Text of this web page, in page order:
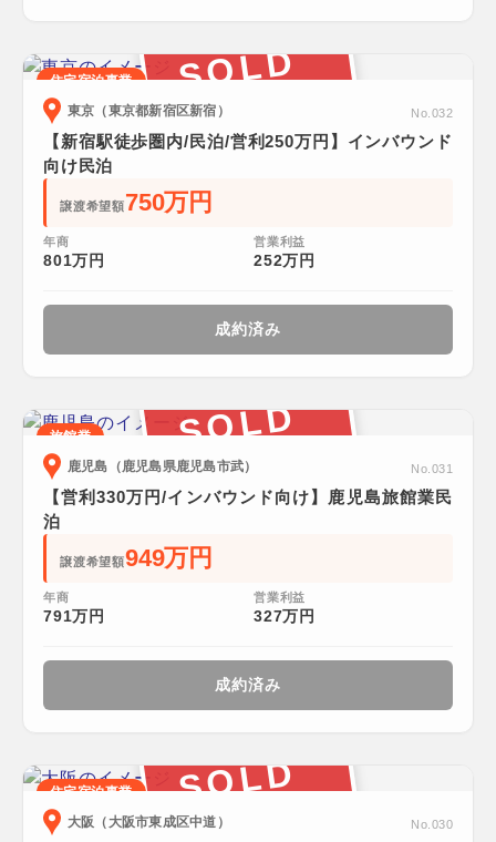
SOLD
住宅宿泊事業
東京（東京都新宿区新宿）
No.032
【新宿駅徒歩圏内/民泊/営利250万円】インバウンド
向け民泊
譲渡希望額750万円
年商
801万円
営業利益
252万円
成約済み
SOLD
旅館業
鹿児島（鹿児島県鹿児島市武）
No.031
【営利330万円/インバウンド向け】鹿児島旅館業民
泊
譲渡希望額949万円
年商
791万円
営業利益
327万円
成約済み
SOLD
住宅宿泊事業
大阪（大阪市東成区中道）
No.030